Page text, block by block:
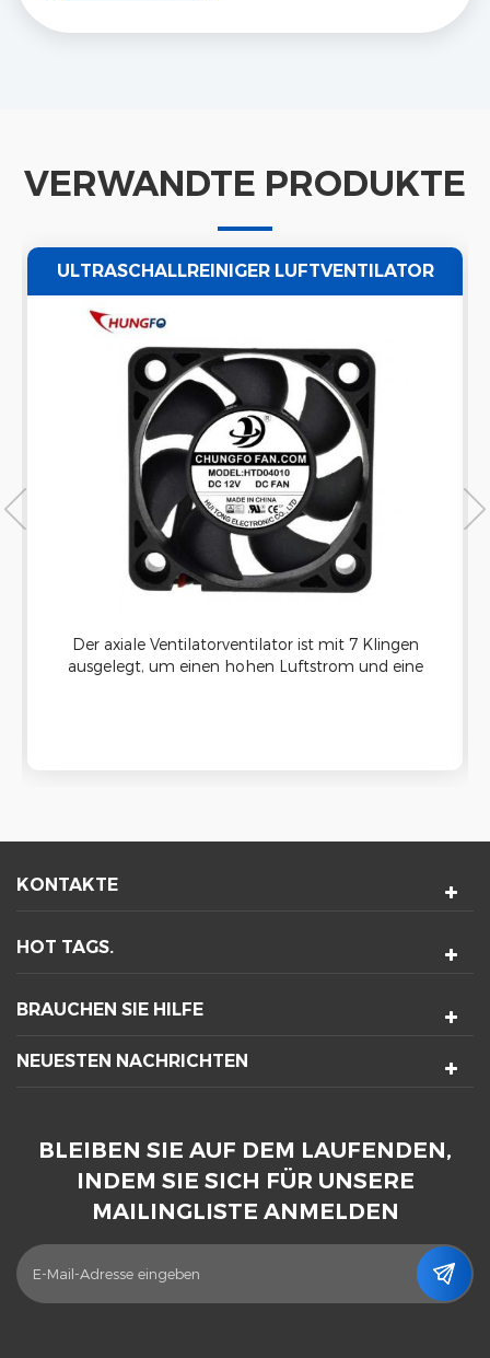
VERWANDTE PRODUKTE
ULTRASCHALLREINIGER LUFTVENTILATOR
AUSPUFF AXIALVENTILATOR WASSERDICHT
Der axiale Ventilatorventilator ist mit 7 Klingen
ausgelegt, um einen hohen Luftstrom und eine
KONTAKTE
HOT TAGS.
BRAUCHEN SIE HILFE
NEUESTEN NACHRICHTEN
BLEIBEN SIE AUF DEM LAUFENDEN,
INDEM SIE SICH FÜR UNSERE
MAILINGLISTE ANMELDEN